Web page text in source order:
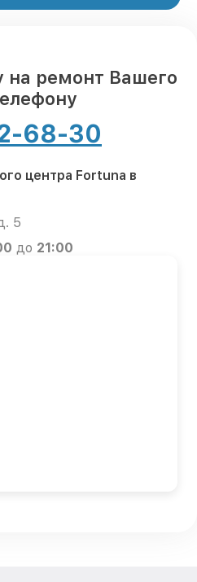
на ремонт Вашего
68-30
центра Fortuna в
5
до 21:00